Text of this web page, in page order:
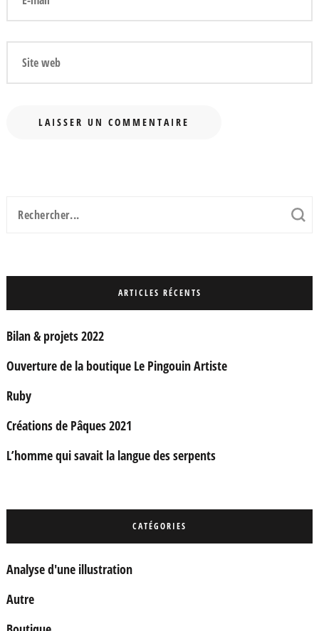
Recherche
ARTICLES RÉCENTS
Bilan & projets 2022
Ouverture de la boutique Le Pingouin Artiste
Ruby
Créations de Pâques 2021
L’homme qui savait la langue des serpents
CATÉGORIES
Analyse d'une illustration
Autre